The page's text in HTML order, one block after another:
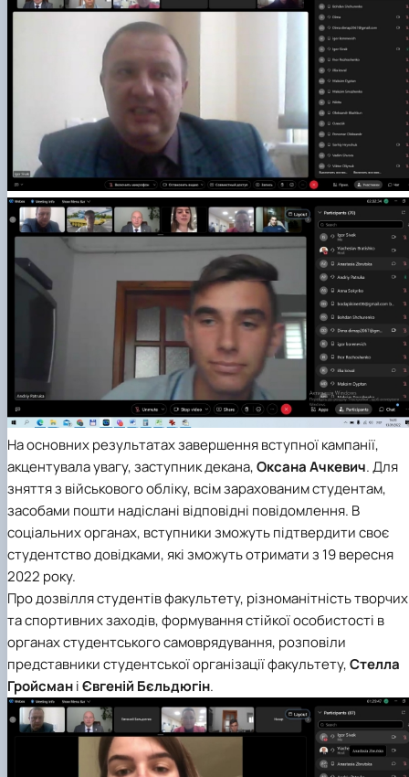
На основних результатах завершення вступної кампанії,
акцентувала увагу, заступник декана,Оксана Ачкевич. Для
зняття з військового обліку, всім зарахованим студентам,
засобами пошти надіслані відповідні повідомлення. В
соціальних органах, вступники зможуть підтвердити своє
студентство довідками, які зможуть отримати з 19 вересня
2022 року.
Про дозвілля студентів факультету, різноманітність творчих
та спортивних заходів, формування стійкої особистості в
органах студентського самоврядування, розповіли
представники студентської організації факультету,Стелла
ГройсманіЄвгеній Бєльдюгін.